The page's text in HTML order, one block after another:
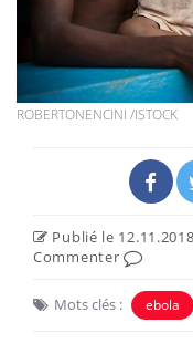
ROBERTONENCINI /ISTOCK
Publié le
Commenter
Mots clés : ebola